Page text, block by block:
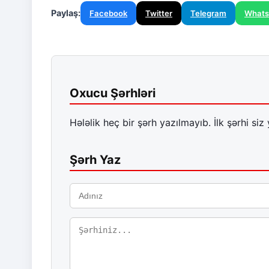
Paylaş: Facebook Twitter Telegram
Oxucu Şərhləri
Hələlik heç bir şərh yazılmayıb. İlk şərhi siz
Şərh Yaz